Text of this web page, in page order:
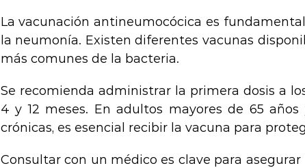
La vacunación antineumocócica es
la neumonía. Existen diferentes vacunas
más comunes de la bacteria.
Se recomienda administrar la primera dosis a
4 y 12 meses. En adultos mayores de 65
crónicas, es esencial recibir la vacuna para
Consultar con un médico es clave para